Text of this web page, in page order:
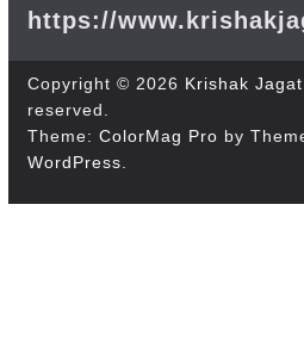
https://
Copyright © 2026 Krishak
reserved.
Theme: ColorMag Pro by
WordPress